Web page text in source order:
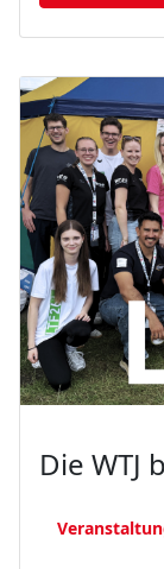
Die WTJ